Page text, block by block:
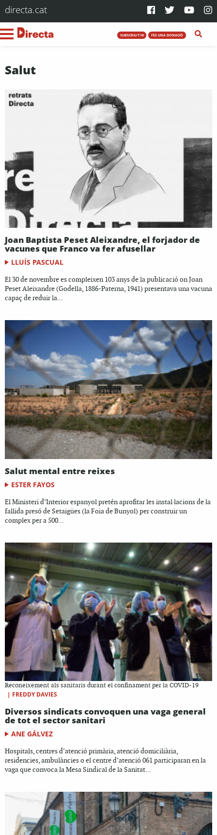
directa.cat
SUBSCRIU-T'HI FES UNA DONACIÓ
Salut
Joan Baptista Peset Aleixandre, el forjador de
vacunes que Franco va fer afusellar
LLUÍS PASCUAL
El 30 de novembre es compleixen 103 anys de la publicació on Joan
Peset Aleixandre (Godella, 1886-Paterna, 1941) presentava una vacuna
capaç de reduir la...
Salut mental entre reixes
ESTER FAYOS
El Ministeri d’Interior espanyol pretén aprofitar les instal·lacions de la
fallida presó de Setaigües (la Foia de Bunyol) per construir un
complex per a 500...
Reconeixement als sanitaris durant el confinament per la COVID-19
| FREDDY DAVIES
Diversos sindicats convoquen una vaga general
de tot el sector sanitari
ANE GÁLVEZ
Hospitals, centres d’atenció primària, atenció domiciliària,
residencies, ambulàncies o el centre d’atenció 061 participaran en la
vaga que convoca la Mesa Sindical de la Sanitat...